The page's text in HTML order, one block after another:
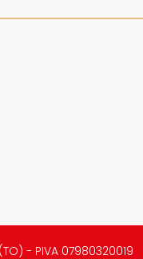
- PIVA 07980320019